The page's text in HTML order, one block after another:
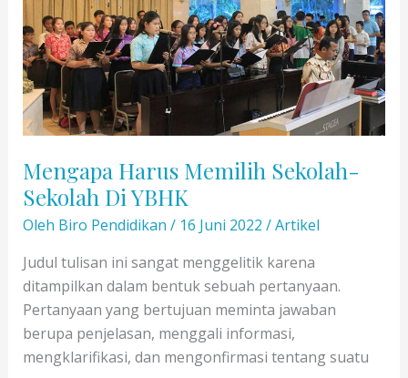
Pemuda
Mengapa Harus Memilih Sekolah-
Sekolah Di YBHK
Oleh Biro Pendidikan / 16 Juni 2022 /Artikel
Judul tulisan ini sangat menggelitik karena
ditampilkan dalam bentuk sebuah pertanyaan.
Pertanyaan yang bertujuan meminta jawaban
berupa penjelasan, menggali informasi,
mengklarifikasi, dan mengonfirmasi tentang suatu